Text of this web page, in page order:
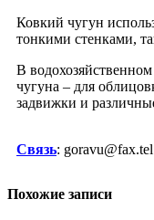
Ковкий чугун
тонкими стенками,
В
чугуна – для
задвижки и
Связь: goravu@fax.tel
Похожие записи